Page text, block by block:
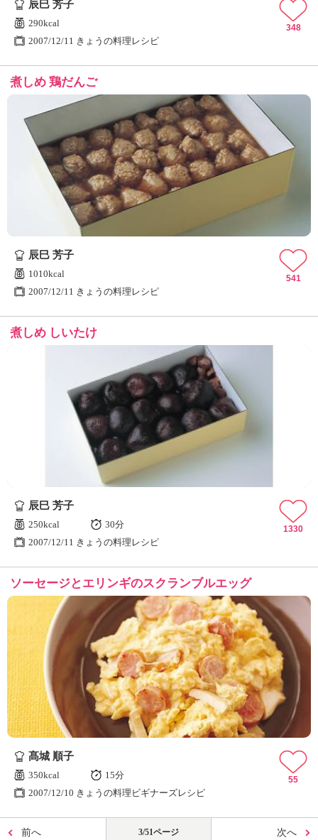
辰巳 芳子
290kcal
2007/12/11 きょうの料理レシピ
348
煮しめ 鶏だんご
辰巳 芳子
1010kcal
2007/12/11 きょうの料理レシピ
541
煮しめ しいたけ
辰巳 芳子
250kcal
30分
2007/12/11 きょうの料理レシピ
1330
ソーセージとエリンギのスクランブルエッグ
髙城 順子
350kcal
15分
2007/12/10 きょうの料理ビギナーズレシピ
55
前へ 3/51ページ 次へ